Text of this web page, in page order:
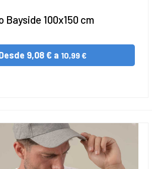
Bayside 100x150 cm
9,08 € a 10,99 €